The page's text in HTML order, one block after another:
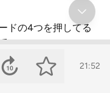
ドの4つを押してる
。
21:52